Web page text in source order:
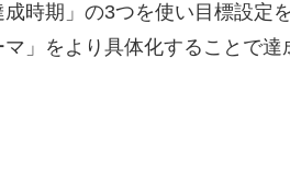
時期」の3つを使い目標設定
」をより具体化することで達